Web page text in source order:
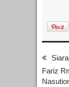
Fariz